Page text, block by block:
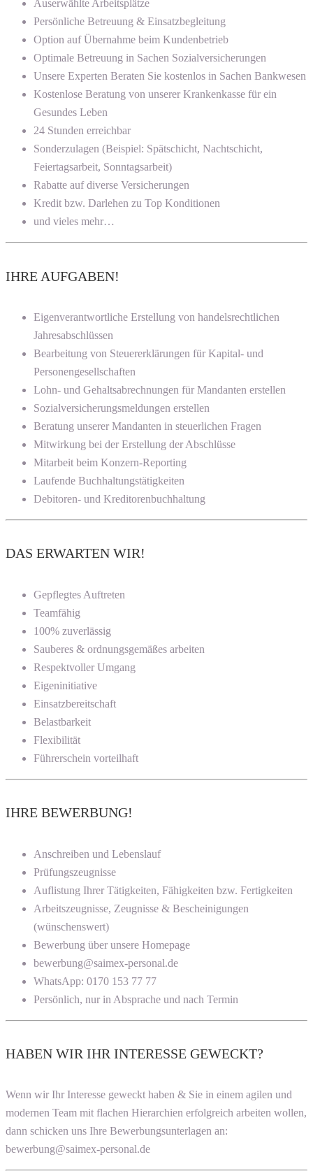
Auserwählte Arbeitsplätze
Persönliche Betreuung & Einsatzbegleitung
Option auf Übernahme beim Kundenbetrieb
Optimale Betreuung in Sachen Sozialversicherungen
Unsere Experten Beraten Sie kostenlos in Sachen Bankwesen
Kostenlose Beratung von unserer Krankenkasse für ein
Gesundes Leben
24 Stunden erreichbar
Sonderzulagen (Beispiel: Spätschicht, Nachtschicht,
Feiertagsarbeit, Sonntagsarbeit)
Rabatte auf diverse Versicherungen
Kredit bzw. Darlehen zu Top Konditionen
und vieles mehr…
IHRE AUFGABEN!
Eigenverantwortliche Erstellung von handelsrechtlichen
Jahresabschlüssen
Bearbeitung von Steuererklärungen für Kapital- und
Personengesellschaften
Lohn- und Gehaltsabrechnungen für Mandanten erstellen
Sozialversicherungsmeldungen erstellen
Beratung unserer Mandanten in steuerlichen Fragen
Mitwirkung bei der Erstellung der Abschlüsse
Mitarbeit beim Konzern-Reporting
Laufende Buchhaltungstätigkeiten
Debitoren- und Kreditorenbuchhaltung
DAS ERWARTEN WIR!
Gepflegtes Auftreten
Teamfähig
100% zuverlässig
Sauberes & ordnungsgemäßes arbeiten
Respektvoller Umgang
Eigeninitiative
Einsatzbereitschaft
Belastbarkeit
Flexibilität
Führerschein vorteilhaft
IHRE BEWERBUNG!
Anschreiben und Lebenslauf
Prüfungszeugnisse
Auflistung Ihrer Tätigkeiten, Fähigkeiten bzw. Fertigkeiten
Arbeitszeugnisse, Zeugnisse & Bescheinigungen
(wünschenswert)
Bewerbung über unsere Homepage
bewerbung@saimex-personal.de
WhatsApp: 0170 153 77 77
Persönlich, nur in Absprache und nach Termin
HABEN WIR IHR INTERESSE GEWECKT?
Wenn wir Ihr Interesse geweckt haben & Sie in einem agilen und
modernen Team mit flachen Hierarchien erfolgreich arbeiten wollen,
dann schicken uns Ihre Bewerbungsunterlagen an:
bewerbung@saimex-personal.de